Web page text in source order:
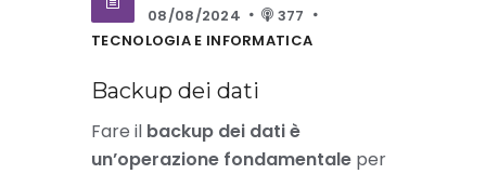
08/08/2024
377
TECNOLOGIA E INFORMATICA
Backup dei dati
Fare il backup dei dati è
un’operazione fondamentale per